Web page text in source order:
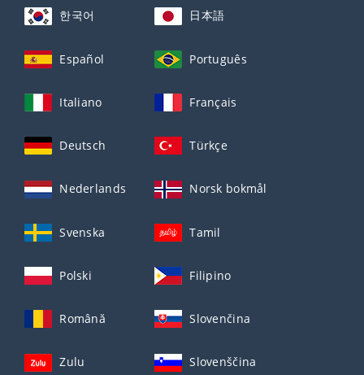
한국어 日本語
Español Português
Italiano Français
Deutsch Türkçe
Nederlands Norsk bokmål
Svenska Tamil
Polski Filipino
Română Slovenčina
Zulu Slovenščina